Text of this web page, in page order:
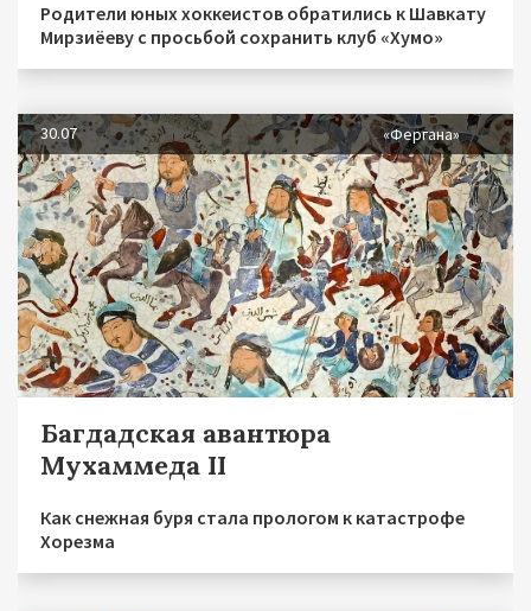
Родители юных хоккеистов обратились к Шавкату
Мирзиёеву с просьбой сохранить клуб «Хумо»
30.07 «Фергана»
Багдадская авантюра
Мухаммеда II
Как снежная буря стала прологом к катастрофе
Хорезма